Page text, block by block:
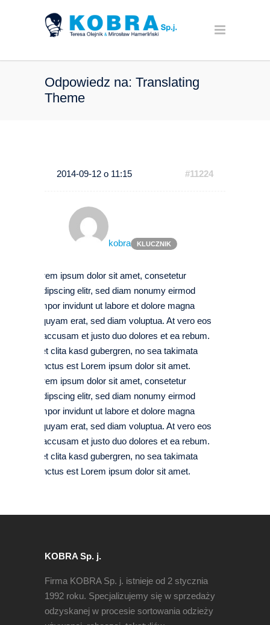
Odpowiedz na: Translating
Theme
2014-09-12 o 11:15 #11224
kobra KLUCZNIK
Lorem ipsum dolor sit amet, consetetur
sadipscing elitr, sed diam nonumy eirmod
tempor invidunt ut labore et dolore magna
aliquyam erat, sed diam voluptua. At vero eos
et accusam et justo duo dolores et ea rebum.
Stet clita kasd gubergren, no sea takimata
sanctus est Lorem ipsum dolor sit amet.
Lorem ipsum dolor sit amet, consetetur
sadipscing elitr, sed diam nonumy eirmod
tempor invidunt ut labore et dolore magna
aliquyam erat, sed diam voluptua. At vero eos
et accusam et justo duo dolores et ea rebum.
Stet clita kasd gubergren, no sea takimata
sanctus est Lorem ipsum dolor sit amet.
KOBRA Sp. j.
Firma KOBRA Sp. j. istnieje od 2 stycznia
1992 roku. Specjalizujemy się w sprzedaży
odzyskanej w procesie sortowania odzieży